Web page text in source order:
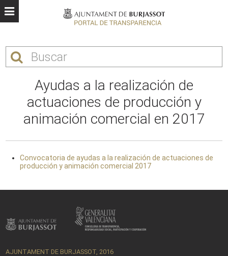
Ayudas a la realización de
actuaciones de producción y
animación comercial en 2017
Convocatoria de ayudas a la realización de actuaciones de
producción y animación comercial 2017
AJUNTAMENT DE BURJASSOT, 2016